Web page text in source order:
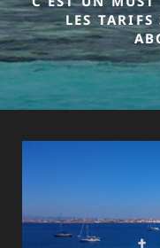
LES TARIFS